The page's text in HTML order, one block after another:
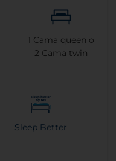
1 Cama queen o
2 Cama twin
Sleep Better